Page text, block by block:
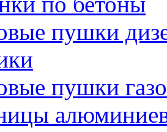
пушки
пушки